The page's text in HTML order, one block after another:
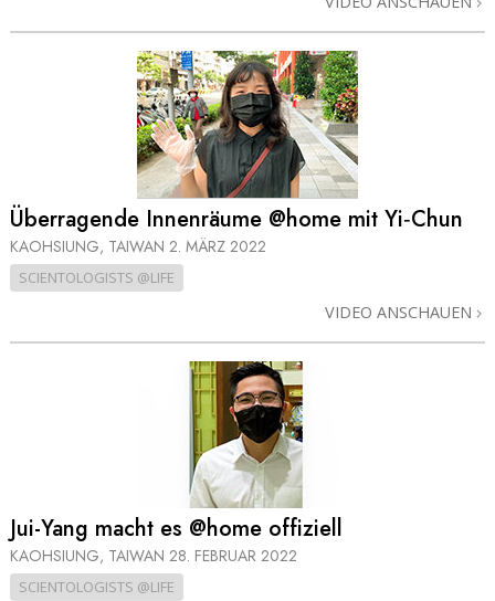
Überragende Innenräume @home mit Yi‑Chun
KAOHSIUNG, TAIWAN 2. MÄRZ 2022
SCIENTOLOGISTS @LIFE
VIDEO ANSCHAUEN
Jui-Yang macht es @home offiziell
KAOHSIUNG, TAIWAN 28. FEBRUAR 2022
SCIENTOLOGISTS @LIFE